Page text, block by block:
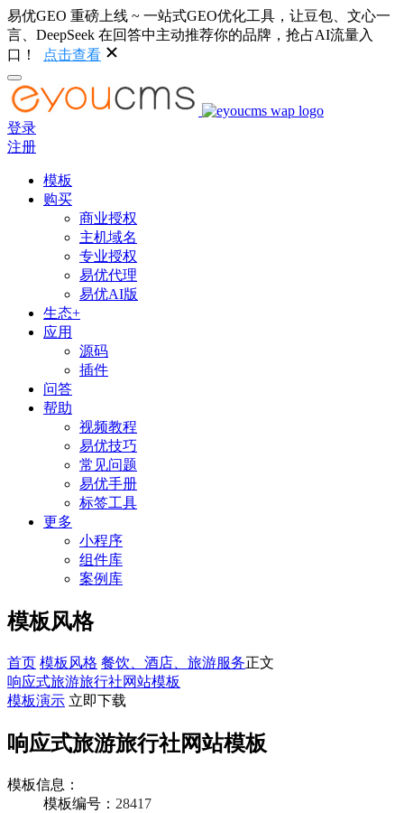
易优GEO 重磅上线 ~ 一站式GEO优化工具，让豆包、文心一
言、DeepSeek 在回答中主动推荐你的品牌，抢占AI流量入
口！
点击查看
登录
注册
模板
购买
商业授权
主机域名
专业授权
易优代理
易优AI版
生态+
应用
源码
插件
问答
帮助
视频教程
易优技巧
常见问题
易优手册
标签工具
更多
小程序
组件库
案例库
模板风格
首页 模板风格 餐饮、酒店、旅游服务正文
响应式旅游旅行社网站模板
模板演示 立即下载
响应式旅游旅行社网站模板
模板信息：
模板编号： 28417